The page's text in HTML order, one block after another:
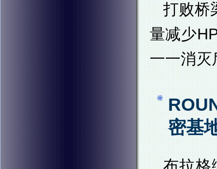
打败桥
量减少
一一消灭
密基